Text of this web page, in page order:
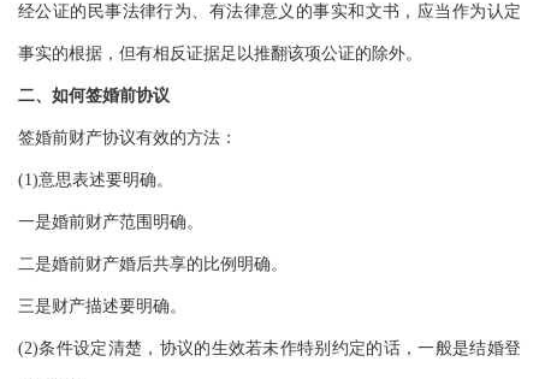
经公证的民事法律行为、有法律意义的事实和文书，应当作为认定
事实的根据，但有相反证据足以推翻该项公证的除外。
二、如何签婚前协议
签婚前财产协议有效的方法：
(1)意思表述要明确。
一是婚前财产范围明确。
二是婚前财产婚后共享的比例明确。
三是财产描述要明确。
(2)条件设定清楚，协议的生效若未作特别约定的话，一般是结婚登